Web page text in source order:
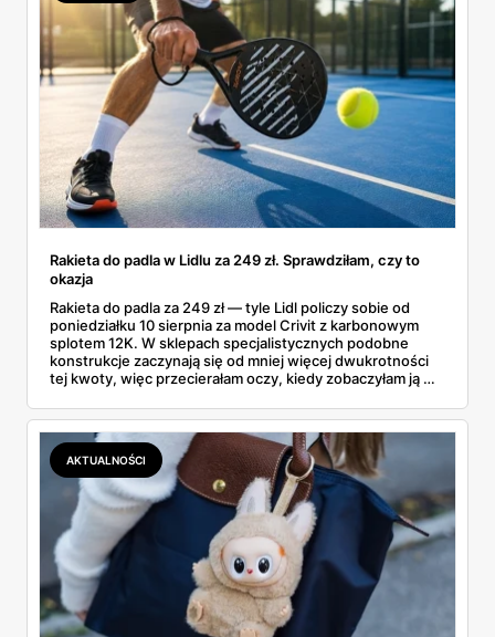
Rakieta do padla w Lidlu za 249 zł. Sprawdziłam, czy to
okazja
Rakieta do padla za 249 zł — tyle Lidl policzy sobie od
poniedziałku 10 sierpnia za model Crivit z karbonowym
splotem 12K. W sklepach specjalistycznych podobne
konstrukcje zaczynają się od mniej więcej dwukrotności
tej kwoty, więc przecierałam oczy, kiedy zobaczyłam ją w
najszybciej rosnący sport w Polsce: kortów przybywa
lawinowo, a chętnych jeszcze szybciej. Sprawdziłam, co
dokładnie dostajemy za te pieniądze i komu taka rakieta
faktycznie wystarczy.
AKTUALNOŚCI